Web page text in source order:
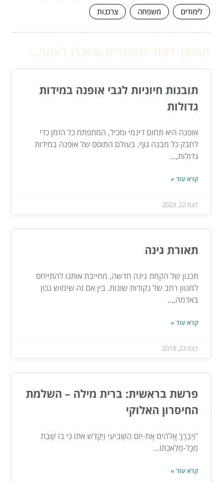
לימודים
משפחה צרכנות
תובנות חיוניות לגבי אופנה במידות
גדולות
אופנה היא תחום דינמי ומכיל, המתפתח כל הזמן כדי
לחבק כל מבנה גוף. בעולם התוסס של אופנה במידות
גדולות,...
קרא עוד »
דצמ 22, 2023
תאורת גינה
תכנון של הקמת גינה חדשה, מחייבת אותנו להתייחס
למגוון רחב של נקודות שונות. בין אם זה שימוש נכון
באדמה,...
קרא עוד »
דצמ 23, 2018
פרשת בראשית: ברית מילה – השלמת
החיסרון האלוקי
"וַיְבָרֶךְ אֱלֹהִים אֶת-יוֹם הַשְּׁבִיעִי וַיְקַדֵּשׁ אתוֹ כִּי בוֹ שָׁבַת
מִכָּל-מְלַאכְתּוֹ...
קרא עוד »